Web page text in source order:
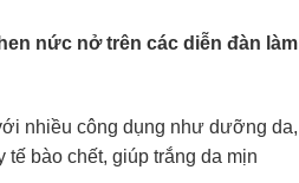
nức nở trên các diễn đàn làm
nhiều công dụng như dưỡng da,
bào chết, giúp trắng da mịn